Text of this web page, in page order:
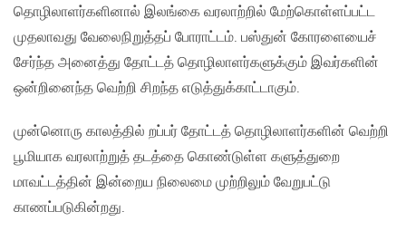
தொழிலாளர்களினால் இலங்கை வரலாற்றில் மேற்கொள்ளப்பட்ட
முதலாவது வேலைநிறுத்தப் போராட்டம். பஸ்துன் கோரளையைச்
சேர்ந்த அனைத்து தோட்டத் தொழிலாளர்களுக்கும் இவர்களின்
ஒன்றினைந்த வெற்றி சிறந்த எடுத்துக்காட்டாகும்.
முன்னொரு காலத்தில் றப்பர் தோட்டத் தொழிலாளர்களின் வெற்றி
பூமியாக வரலாற்றுத் தடத்தை கொண்டுள்ள களுத்துறை
மாவட்டத்தின் இன்றைய நிலைமை முற்றிலும் வேறுபட்டு
காணப்படுகின்றது.